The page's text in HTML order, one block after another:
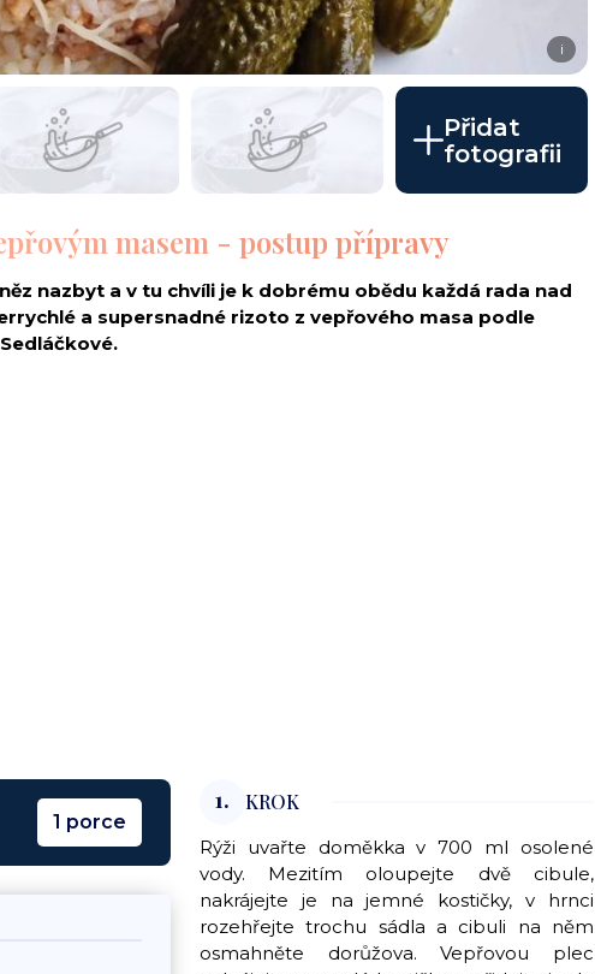
i
Přidat
fotografii
masem - postup přípravy
nazbyt a v tu chvíli je k dobrému obědu každá rada nad
a supersnadné rizoto z vepřového masa podle
1 porce
1. KROK
Rýži uvařte doměkka v 700 ml osolené
vody. Mezitím oloupejte dvě cibule,
nakrájejte je na jemné kostičky, v hrnci
rozehřejte trochu sádla a cibuli na něm
osmahněte dorůžova. Vepřovou plec